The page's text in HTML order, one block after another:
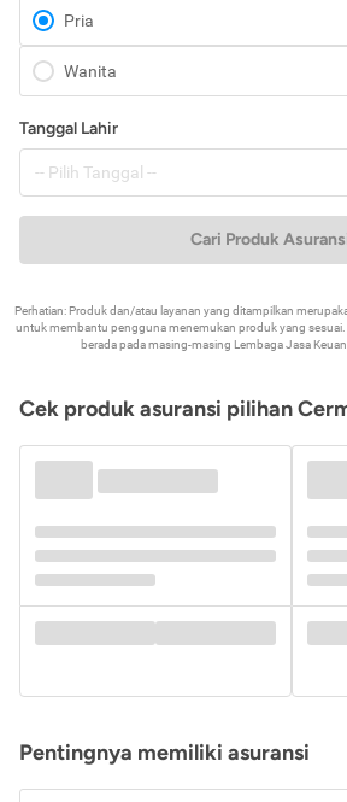
Pria
Wanita
Tanggal Lahir
Cari Produk
Perhatian: Produk dan/atau layanan yang ditampilkan
untuk membantu pengguna menemukan produk yang
berada pada masing-masing Lembaga Jasa
Cek produk asuransi pilihan
Pentingnya memiliki asuransi